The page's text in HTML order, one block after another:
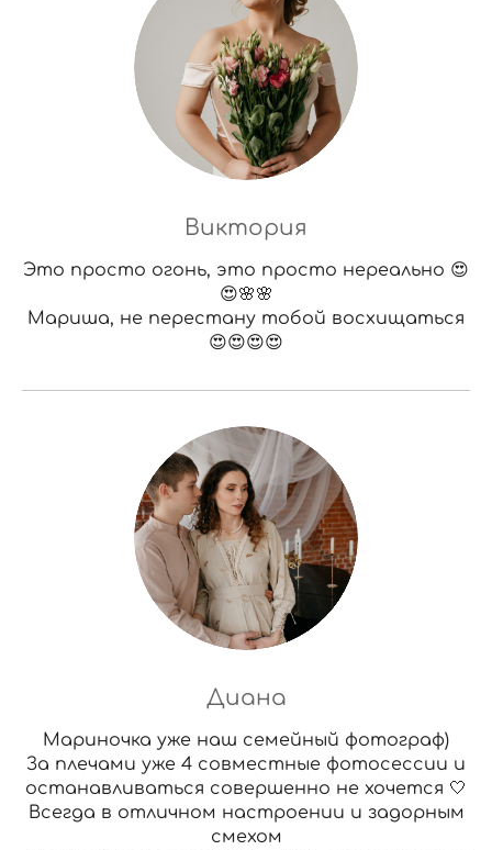
Виктория
Это просто огонь, это просто нереально 😍
😍🌸🌸
Мариша, не перестану тобой восхищаться
😍😍😍😍
Диана
Мариночка уже наш семейный фотограф)
За плечами уже 4 совместные фотосессии и
останавливаться совершенно не хочется 🤍
Всегда в отличном настроении и задорным
смехом